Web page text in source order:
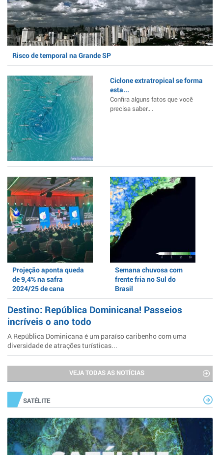
Risco de temporal na Grande SP
Ciclone extratropical se forma
esta...
Confira alguns fatos que você
precisa saber.. .
Projeção aponta queda
de 9,4% na safra
2024/25 de cana
Semana chuvosa com
frente fria no Sul do
Brasil
Destino: República Dominicana! Passeios
incríveis o ano todo
A República Dominicana é um paraíso caribenho com uma
diversidade de atrações turísticas...
VEJA TODAS AS NOTÍCIAS
SATÉLITE